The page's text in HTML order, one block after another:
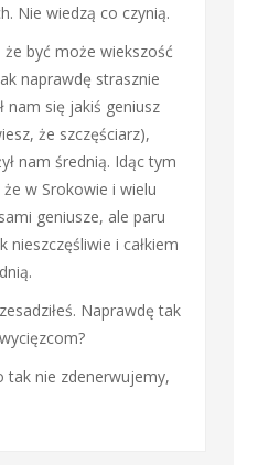
Nie wiedzą co czynią.
być może wiekszość
naprawdę strasznie
nam się jakiś geniusz
że szczęściarz),
nam średnią. Idąc tym
w Srokowie i wielu
geniusze, ale paru
nieszczęśliwie i całkiem
Naprawdę tak
tak nie zdenerwujemy,